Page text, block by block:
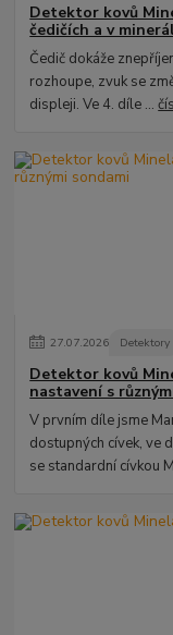
Detektor kovů
čedičích a v
Čedič dokáže
rozhoupe, zvuk se
displeji. Ve 4. díle ...
27.07.2026 Detektory
Detektor kovů
nastavení s
V prvním díle jsme
dostupných cívek, ve
se standardní cívkou